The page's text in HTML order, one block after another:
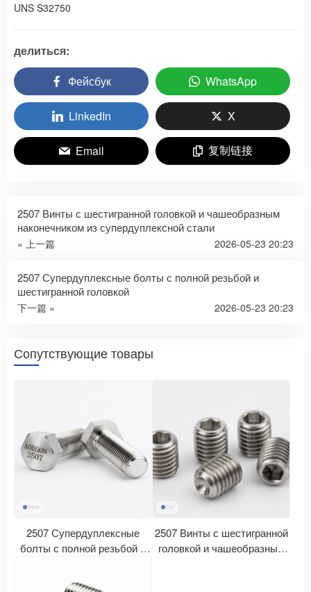
UNS S32750
делиться:
Фейсбук
WhatsApp
LinkedIn X
Email 复制链接
2507 Винты с шестигранной головкой и чашеобразным
наконечником из супердуплексной стали
« 上一篇 2026-05-23 20:23
2507 Супердуплексные болты с полной резьбой и
шестигранной головкой
下一篇 » 2026-05-23 20:23
Сопутствующие товары
2507 Супердуплексные
болты с полной резьбой и
2507 Винты с шестигранной
головкой и чашеобразным